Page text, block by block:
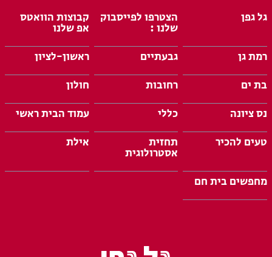
גל גפן הצטרפו לפייסבוק
שלנו :
קבוצות הוואטס
אפ שלנו
רמת גן
גבעתיים
ראשון-לציון
בת ים
רחובות
חולון
נס ציונה
כללי
עמוד הבית ראשי
טעים להכיר
תחזית
אסטרולוגית
אילת
מחפשים בית חם